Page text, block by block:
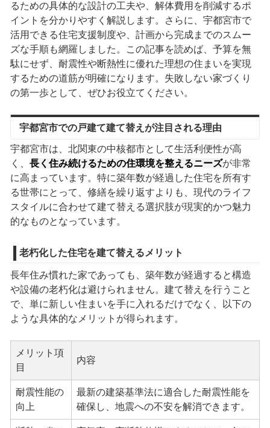
るための具体的な設計の工夫や、解体費用を削減するポ
イントを分かりやすく解説します。さらに、宇都宮市で
活用できる住宅支援制度や、計画から完成までのスムー
ズな手順も網羅しました。この記事を読めば、予算を無
駄にせず、耐震性や断熱性に優れた理想の住まいを実現
するための道筋が明確になります。失敗しない家づくり
の第一歩として、ぜひお役立てください。
宇都宮市での戸建て建て替えが注目される理由
宇都宮市は、北関東の中核都市として生活利便性が高
く、 長く住み続けるための住環境を整えるニーズが非常
に高まっています。特に築年数が経過した住宅を所有す
る世帯にとって、修繕を繰り返すよりも、現代のライフ
スタイルに合わせて建て替える選択肢が現実的かつ魅力
的なものとなっています。
老朽化した住宅を建て替えるメリット
長年住み慣れた家であっても、築年数が経過すると構造
や設備の老朽化は避けられません。建て替えを行うこと
で、単に新しい住まいを手に入れるだけでなく、以下の
ような具体的なメリットが得られます。
メリット項
目
内容
耐震性能の
向上
最新の建築基準法に適合した耐震性能を
確保し、地震への不安を解消できます。